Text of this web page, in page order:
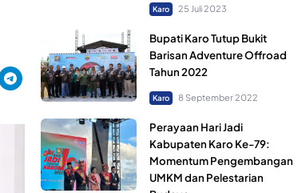
Karo 25 Juli 2023
Bupati Karo Tutup Bukit
Barisan Adventure Offroad
Tahun 2022
Karo 8 September 2022
Perayaan Hari Jadi
Kabupaten Karo Ke-79:
Momentum Pengembangan
UMKM dan Pelestarian